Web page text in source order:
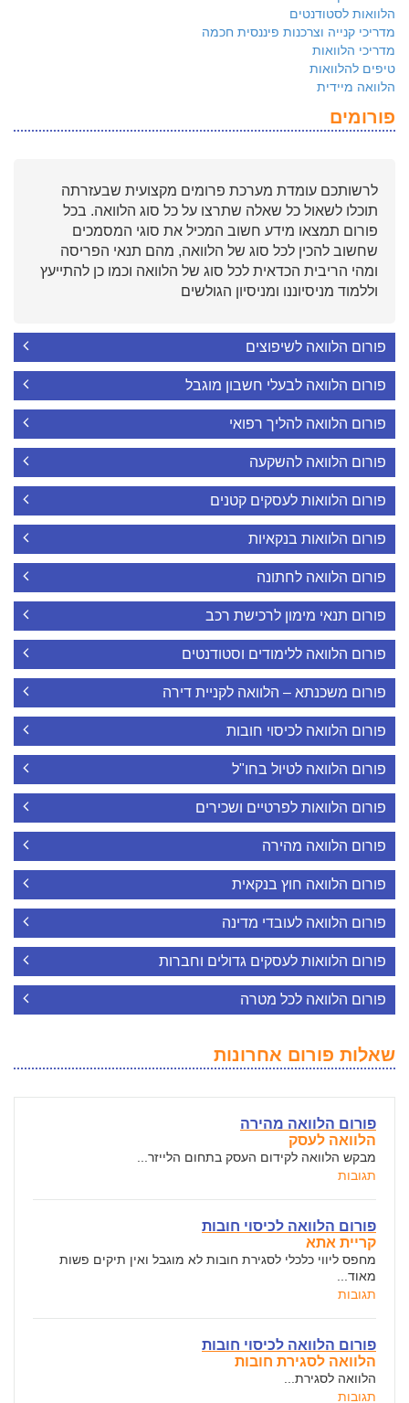
הלוואות לסטודנטים
מדריכי קנייה וצרכנות פיננסית חכמה
מדריכי הלוואות
טיפים להלוואות
הלוואה מיידית
פורומים
לרשותכם עומדת מערכת פרומים מקצועית שבעזרתה
תוכלו לשאול כל שאלה שתרצו על כל סוג הלוואה. בכל
פורום תמצאו מידע חשוב המכיל את סוגי המסמכים
שחשוב להכין לכל סוג של הלוואה, מהם תנאי הפריסה
ומהי הריבית הכדאית לכל סוג של הלוואה וכמו כן להתייעץ
וללמוד מניסיוננו ומניסיון הגולשים
פורום הלוואה לשיפוצים
פורום הלוואה לבעלי חשבון מוגבל
פורום הלוואה להליך רפואי
פורום הלוואה להשקעה
פורום הלוואות לעסקים קטנים
פורום הלוואות בנקאיות
פורום הלוואה לחתונה
פורום תנאי מימון לרכישת רכב
פורום הלוואה ללימודים וסטודנטים
פורום משכנתא – הלוואה לקניית דירה
פורום הלוואה לכיסוי חובות
פורום הלוואה לטיול בחו"ל
פורום הלוואות לפרטיים ושכירים
פורום הלוואה מהירה
פורום הלוואה חוץ בנקאית
פורום הלוואה לעובדי מדינה
פורום הלוואות לעסקים גדולים וחברות
פורום הלוואה לכל מטרה
שאלות פורום אחרונות
פורום הלוואה מהירה
הלוואה לעסק
מבקש הלוואה לקידום העסק בתחום הלייזר...
תגובות
פורום הלוואה לכיסוי חובות
קריית אתא
מחפס ליווי כלכלי לסגירת חובות לא מוגבל ואין תיקים פשות
מאוד...
תגובות
פורום הלוואה לכיסוי חובות
הלוואה לסגירת חובות
הלוואה לסגירת...
תגובות